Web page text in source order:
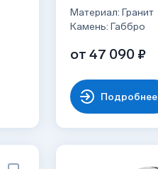
Материал: Гранит
Камень: Габбро
от 47 090 ₽
Подробнее